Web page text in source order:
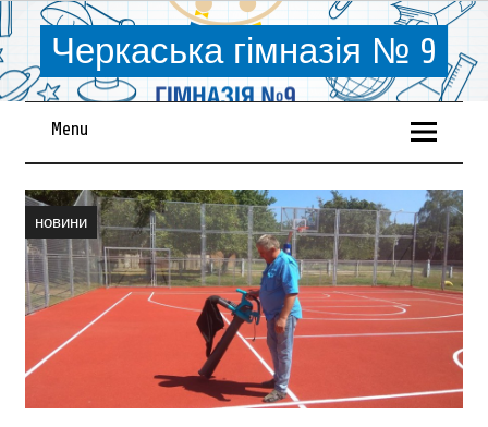
Черкаська гімназія № 9
Menu
новини